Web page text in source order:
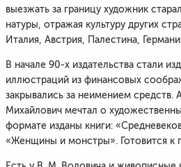
выезжать за границу художник
натуры, отражая культуру других
Италия, Австрия, Палестина,
В начале 90-х издательства стали
иллюстраций из финансовых
закрывались за неимением
Михайлович мечтал о
формате изданы книги:
«Женщины и монстры». Готовится к